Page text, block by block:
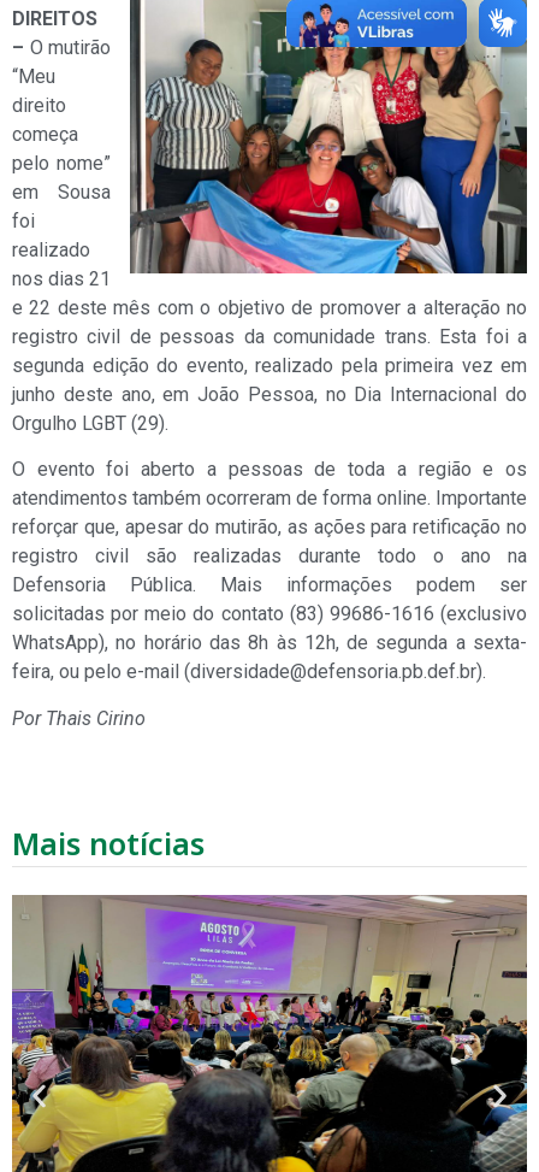
DIREITOS
– O mutirão
“Meu
direito
começa
pelo nome”
em Sousa
foi
realizado
nos dias 21
e 22 deste mês com o objetivo de promover a alteração no
registro civil de pessoas da comunidade trans. Esta foi a
segunda edição do evento, realizado pela primeira vez em
junho deste ano, em João Pessoa, no Dia Internacional do
Orgulho LGBT (29).
O evento foi aberto a pessoas de toda a região e os
atendimentos também ocorreram de forma online. Importante
reforçar que, apesar do mutirão, as ações para retificação no
registro civil são realizadas durante todo o ano na
Defensoria Pública. Mais informações podem ser
solicitadas por meio do contato (83) 99686-1616 (exclusivo
WhatsApp), no horário das 8h às 12h, de segunda a sexta-
feira, ou pelo e-mail (diversidade@defensoria.pb.def.br).
Por Thais Cirino
Mais notícias